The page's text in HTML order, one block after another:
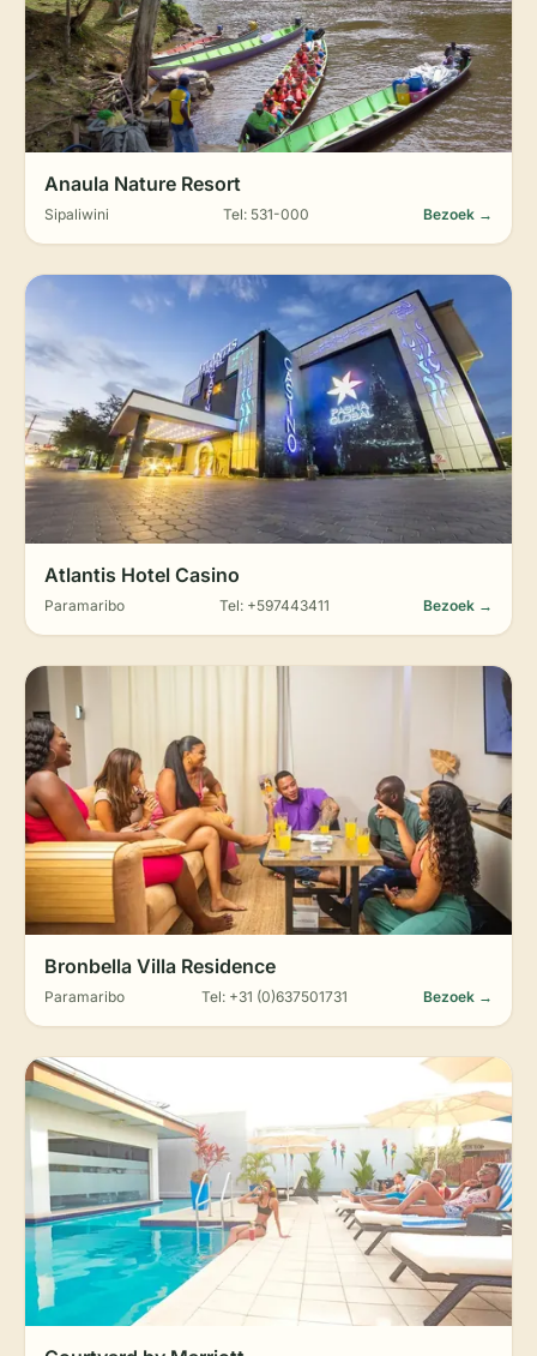
Anaula Nature Resort
Sipaliwini Tel: 531-000 Bezoek →
Atlantis Hotel Casino
Paramaribo Tel: +597443411 Bezoek →
Bronbella Villa Residence
Paramaribo Tel: +31 (0)637501731 Bezoek →